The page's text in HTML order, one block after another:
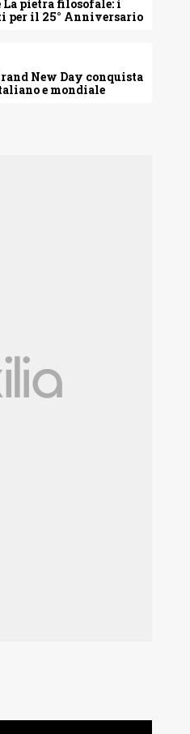
pietra filosofale: i
per il 25° Anniversario
New Day conquista
e mondiale